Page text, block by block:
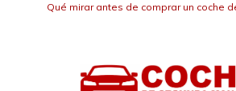
Qué mirar antes de comprar un coche